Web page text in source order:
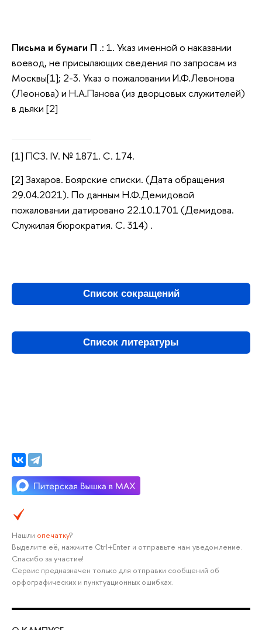
Письма и бумаги П .: 1. Указ именной о наказании
воевод, не присылающих сведения по запросам из
Москвы[1]; 2-3. Указ о пожаловании И.Ф.Левонова
(Леонова) и Н.А.Панова (из дворцовых служителей)
в дьяки [2]
[1] ПСЗ. IV. № 1871. С. 174.
[2] Захаров. Боярские списки. (Дата обращения
29.04.2021). По данным Н.Ф.Демидовой
пожаловании датировано 22.10.1701 (Демидова.
Служилая бюрократия. С. 314) .
Список сокращений
Список литературы
Нашли опечатку?
Выделите её, нажмите Ctrl+Enter и отправьте нам уведомление.
Спасибо за участие!
Сервис предназначен только для отправки сообщений об
орфографических и пунктуационных ошибках.